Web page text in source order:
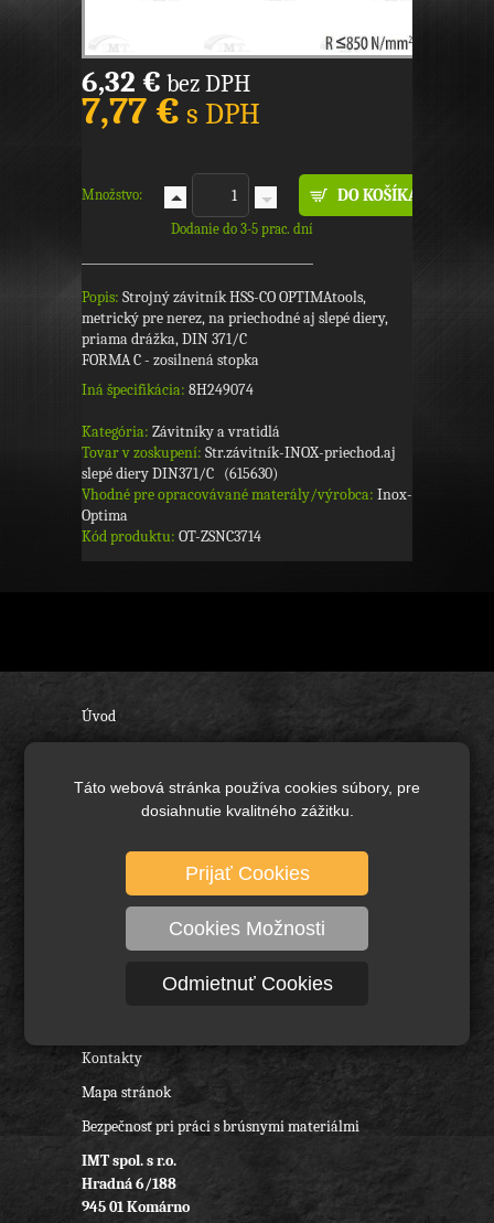
Táto webová stránka používa cookies súbory, pre
dosiahnutie kvalitného zážitku.
Prijať Cookies
Cookies Možnosti
Odmietnuť Cookies
6,32 € bez DPH
7,77 € s DPH
Množstvo:
Dodanie do 3-5 prac. dní
Popis: Strojný závitník HSS-CO OPTIMAtools,
metrický pre nerez, na priechodné aj slepé diery,
priama drážka, DIN 371/C
FORMA C - zosilnená stopka
Iná špecifikácia: 8H249074
Kategória: Závitníky a vratidlá
Tovar v zoskupení: Str.závitník-INOX-priechod.aj
slepé diery DIN371/C (615630)
Vhodné pre opracovávané materály/výrobca: Inox-
Optima
Kód produktu: OT-ZSNC3714
Úvod
Keramické brusivo
Diamantové brusivo
Technické kefy a pílové kotúče
Rezné nástroje, vrtáky a frézy
Ochranné pracovné pomôcky
Obchodné podmienky
Kontakty
Mapa stránok
Bezpečnosť pri práci s brúsnymi materiálmi
IMT spol. s r.o.
Hradná 6/188
945 01 Komárno